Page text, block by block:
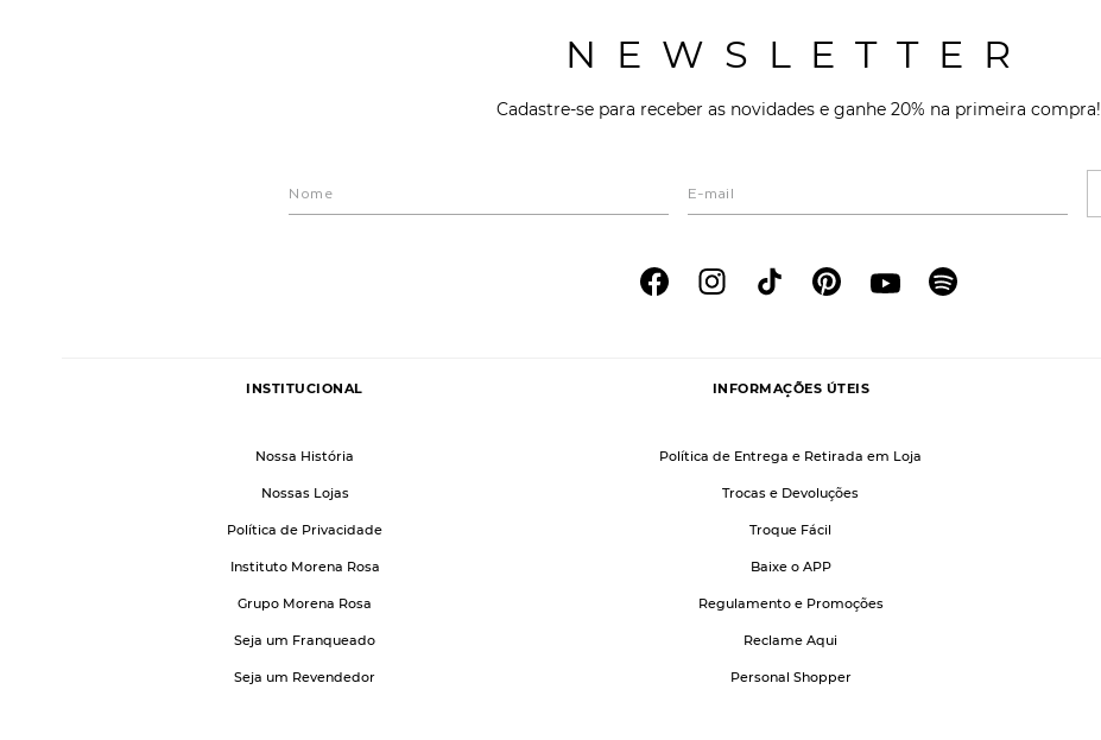
NEWSLETTER
Cadastre-se para receber as novidades e ganhe 20% na primeira compra!
INSTITUCIONAL
Nossa História
Nossas Lojas
Política de Privacidade
Instituto Morena Rosa
Grupo Morena Rosa
Seja um Franqueado
Seja um Revendedor
INFORMAÇÕES ÚTEIS
Política de Entrega e Retirada em Loja
Trocas e Devoluções
Troque Fácil
Baixe o APP
Regulamento e Promoções
Reclame Aqui
Personal Shopper